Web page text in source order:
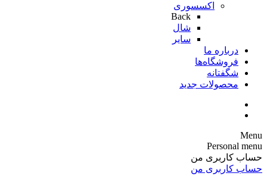
اکسسوری
Back
شال
سایر
درباره ما
فروشگاه‌ها
شگفتانه
محصولات جدید
Menu
Personal menu
حساب کاربری من
حساب کاربری من